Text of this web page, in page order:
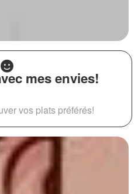
mes envies!
vos plats préférés!